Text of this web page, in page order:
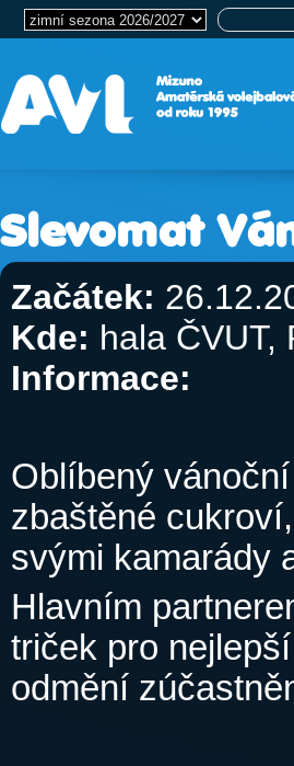
Slevomat
Začátek:
Kde: hala ČVUT,
Informace:
Oblíbený
zbaštěné
svými kamarády
Hlavním
triček pro
odmění